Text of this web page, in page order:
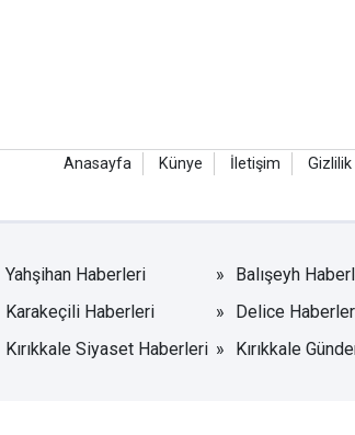
Anasayfa Künye İletişim
Yahşihan Haberleri Balışeyh
Karakeçili Haberleri Delice
Kırıkkale Siyaset Haberleri Kırıkkale